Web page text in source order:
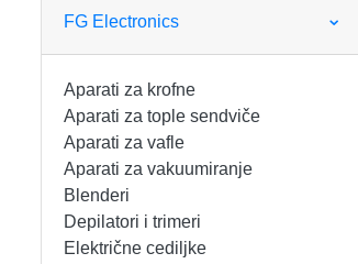
APARATI ZA KROFNE
APARATI ZA TOPLE SENDVIČE
APARATI ZA VAFLE
FG HAUS
CEDILJKE
DEZERTNI TANJIRI
KONTAKT
+389 78 478 027
FG Electronics
Aparati za krofne
Aparati za tople sendviče
Aparati za vafle
Aparati za vakuumiranje
Blenderi
Depilatori i trimeri
Električne cediljke